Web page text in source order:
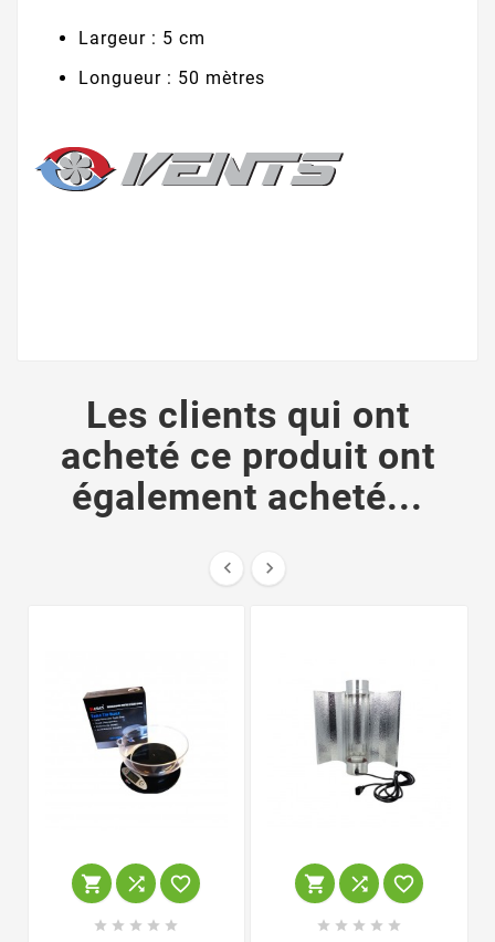
Largeur : 5 cm
Longueur : 50 mètres
Les clients qui ont
acheté ce produit ont
également acheté...
 
  
    
  
    